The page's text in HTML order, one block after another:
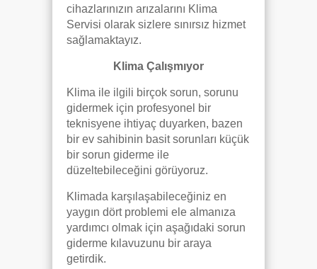
cihazlarınızın arızalarını Klima
Servisi olarak sizlere sınırsız hizmet
sağlamaktayız.
Klima Çalışmıyor
Klima ile ilgili birçok sorun, sorunu
gidermek için profesyonel bir
teknisyene ihtiyaç duyarken, bazen
bir ev sahibinin basit sorunları küçük
bir sorun giderme ile
düzeltebileceğini görüyoruz.
Klimada karşılaşabileceğiniz en
yaygın dört problemi ele almanıza
yardımcı olmak için aşağıdaki sorun
giderme kılavuzunu bir araya
getirdik.